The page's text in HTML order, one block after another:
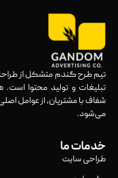
تیم طرح گندم متشکل از
تبلیغات و تولید محتوا
شفاف با مشتریان، از عوامل
می‌شود.
خدمات ما
طراحی سایت